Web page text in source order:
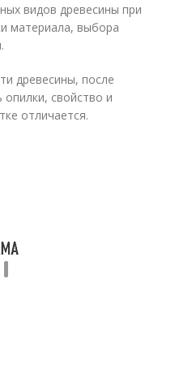
видов древесины при
материала, выбора
древесины, после
свойство и
отличается.